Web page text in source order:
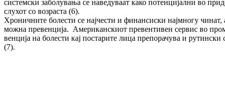
системски заболувања се на­ве­ду­ва­ат како потенцијални во
слухот со возраста (6).
Хроничните болести се најчести и фи­нан­сис­ки најмногу чинат,
мож­на превенција. Американскиот пре­вен­ти­вен сервис во
вен­ци­ја на болести кај постарите лица пре­по­ра­чу­ва и
(7).